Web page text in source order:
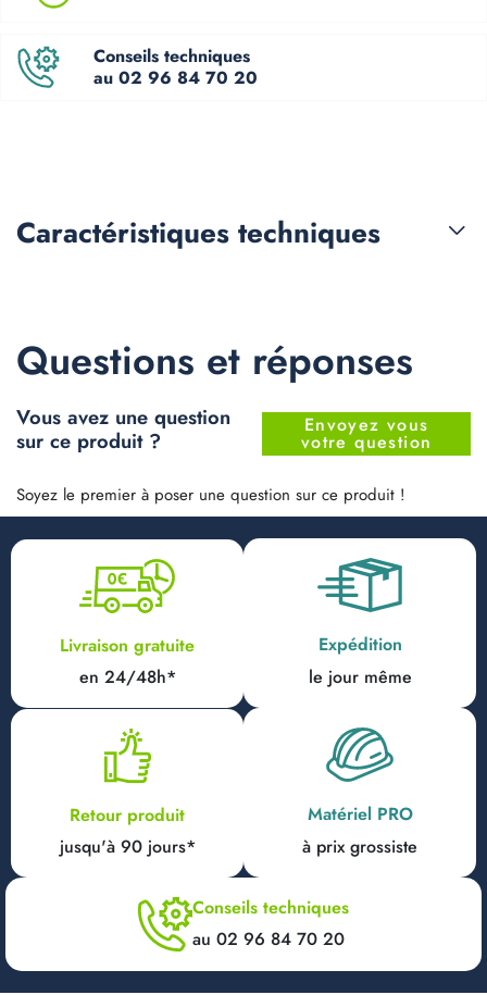
Conseils techniques
au 02 96 84 70 20
Caractéristiques techniques
Questions et réponses
Vous avez une question
sur ce produit ?
Envoyez vous
votre question
Soyez le premier à poser une question sur ce produit !
Livraison gratuite
en 24/48h*
Expédition
le jour même
Retour produit
jusqu'à 90 jours*
Matériel PRO
à prix grossiste
Conseils techniques
au 02 96 84 70 20